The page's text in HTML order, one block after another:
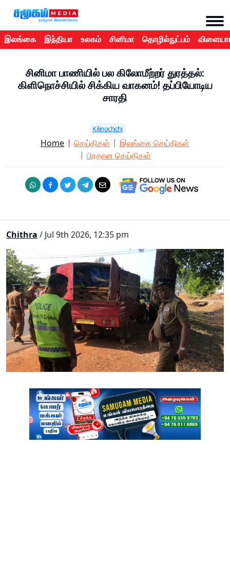
இலங்கை இந்தியா உலகம் சினிமா தொழில்நுட்பம்
சினிமா பாணியில் பல கிலோமீற்றர் துரத்தல்:
கிளிநொச்சியில் சிக்கிய வாகனம்! தப்பியோடிய
சாரதி
Kilinochchi
Home செய்திகள்
இலங்கை செய்திகள்
பிரதான செய்திகள்
Chithra / Jul 9th 2026, 12:35 pm